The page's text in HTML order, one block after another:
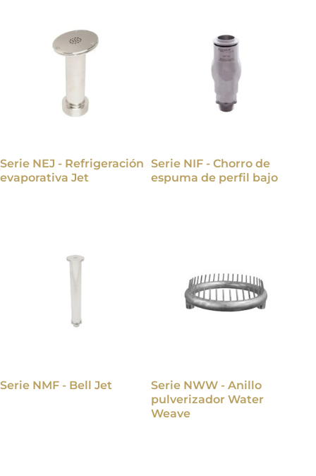
Serie NEJ - Refrigeración
evaporativa Jet
Serie NIF - Chorro de
espuma de perfil bajo
Serie NMF - Bell Jet
Serie NWW - Anillo
pulverizador Water
Weave